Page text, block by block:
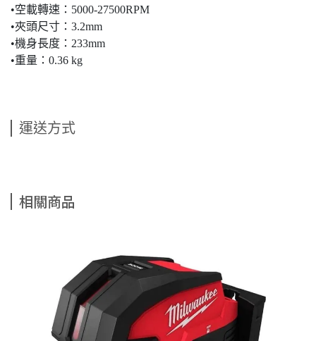
•空載轉速：5000-27500RPM
•夾頭尺寸：3.2mm
•機身長度：233mm
•重量：0.36 kg
運送方式
相關商品